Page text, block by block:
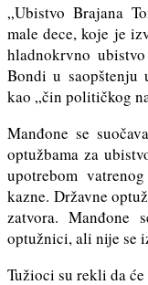
„Ubistvo Brajana
male dece, koje je
hladnokrvno
Bondi u saopštenju
kao „čin političkog
Manđone se
optužbama za
upotrebom
kazne. Državne
zatvora.
optužnici, ali nije se
Tužioci su rekli da